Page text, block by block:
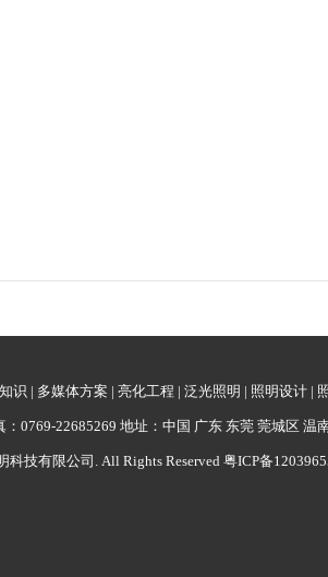
识 | 多媒体方案 | 亮化工程 | 泛光照明 | 照明设计 |
0769-22685269 地址：中国 广东 东莞 莞城区 温
技有限公司. All Rights Reserved粤ICP备